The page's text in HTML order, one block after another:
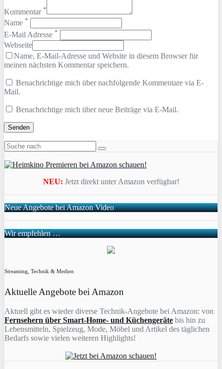
Kommentar *
Name *
E-Mail Adresse *
Webseite
Name, E-Mail-Adresse und Website in diesem Browser für
meinen nächsten Kommentar speichern.
Benachrichtige mich über nachfolgende Kommentare via E-
Mail.
Benachrichtige mich über neue Beiträge via E-Mail.
NEU: Jetzt direkt unter Amazon verfügbar!
Neue Angebote bei Amazon Video
Wir empfehlen …
Streaming, Technik & Medien
Aktuelle Angebote bei Amazon
Aktuell gibt es wieder diverse Technik-Angebote bei Amazon: von
Fernsehern über Smart-Home- und Küchengeräte bis hin zu
Lebensmitteln, Spielzeug, Mode, Möbel und Artikel des täglichen
Bedarfs sowie vielen weiteren Highlights!